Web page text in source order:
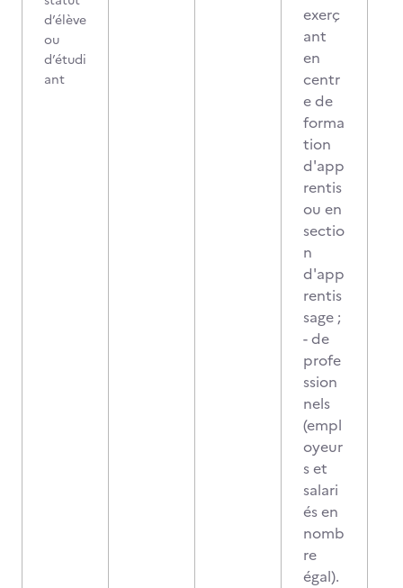
d’élève
ou
d’étudi
ant
exerç
ant
en
centr
e de
forma
tion
d'app
rentis
ou en
sectio
n
d'app
rentis
sage ;
- de
profe
ssion
nels
(empl
oyeur
s et
salari
és en
nomb
re
égal).